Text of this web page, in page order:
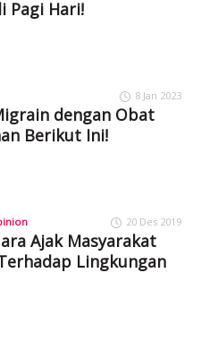
Pagi Hari!
8 Jan 2023
dengan Obat
Berikut Ini!
20 Des 2019
Ajak Masyarakat
Terhadap Lingkungan